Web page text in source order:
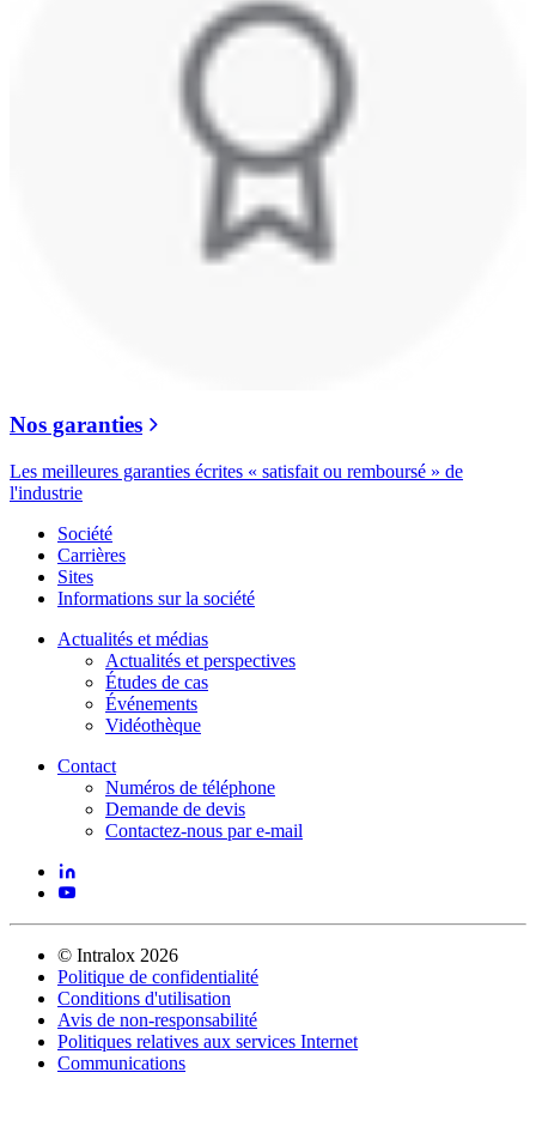
Nos garanties
Les meilleures garanties écrites « satisfait ou remboursé » de
l'industrie
Société
Carrières
Sites
Informations sur la société
Actualités et médias
Actualités et perspectives
Études de cas
Événements
Vidéothèque
Contact
Numéros de téléphone
Demande de devis
Contactez-nous par e-mail
© Intralox 2026
Politique de confidentialité
Conditions d'utilisation
Avis de non-responsabilité
Politiques relatives aux services Internet
Communications